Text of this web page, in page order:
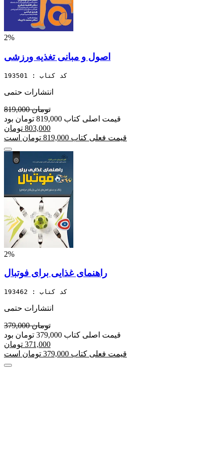
2%
اصول و مبانی تغذیه ورزشی
کد کتاب : 193501
انتشارات حتمی
819,000 تومان
قیمت اصلی کتاب 819,000 تومان بود
803,000 تومان
قیمت فعلی کتاب 819,000 تومان است
2%
راهنمای غذایی برای فوتبال
کد کتاب : 193462
انتشارات حتمی
379,000 تومان
قیمت اصلی کتاب 379,000 تومان بود
371,000 تومان
قیمت فعلی کتاب 379,000 تومان است